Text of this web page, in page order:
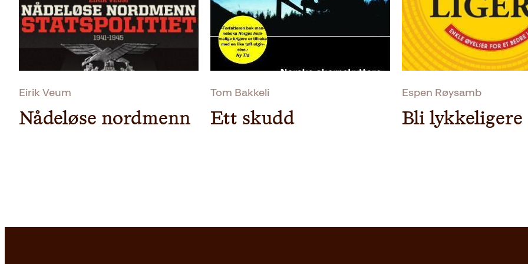
Eirik Veum
Nådeløse nordmenn
Tom Bakkeli
Ett skudd
Espen Røysamb
Bli lykkeligere